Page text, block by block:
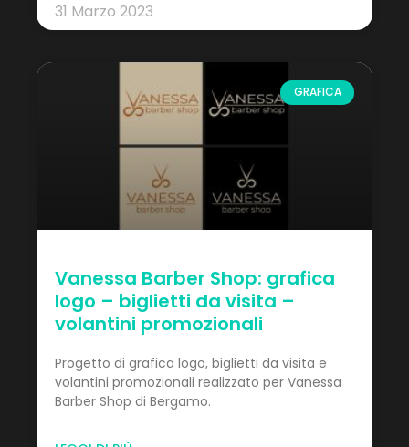
31 Marzo 2023
GRAFICA
Vanessa Barber Shop: grafica
logo – biglietti da visita –
volantini promozionali
Progetto di grafica logo, biglietti da visita e
volantini promozionali realizzato per Vanessa
Barber Shop di Bergamo.